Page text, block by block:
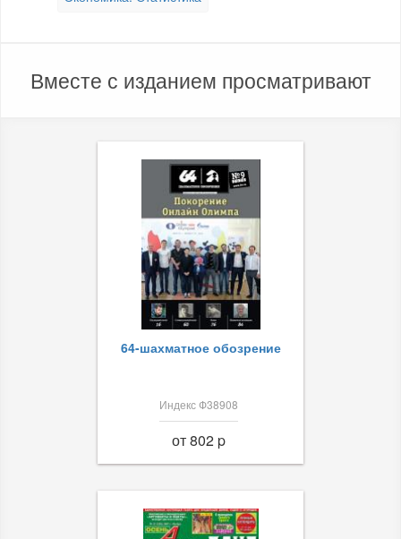
Вместе с изданием просматривают
64-шахматное обозрение
Индекс Ф38908
от 802 p